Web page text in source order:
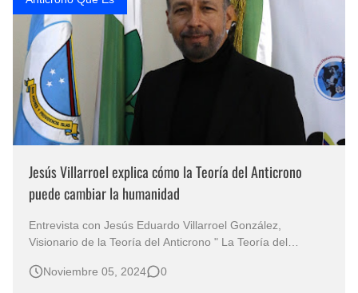
Jesús Villarroel explica cómo la Teoría del Anticrono
puede cambiar la humanidad
Entrevista con Jesús Eduardo Villarroel González,
Visionario de la Teoría del Anticrono " La Teoría del
En un mundo donde la malversación del tiempo se ha
Noviembre 05, 2024 0